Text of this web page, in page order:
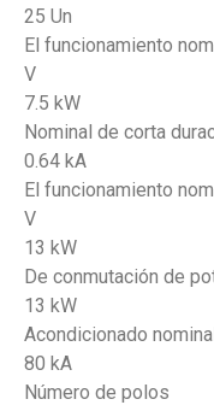
25 Un
El funcionamiento
V
7.5 kW
Nominal de corta
0.64 kA
El funcionamiento
V
13 kW
De conmutación de
13 kW
Acondicionado
80 kA
Número de polos